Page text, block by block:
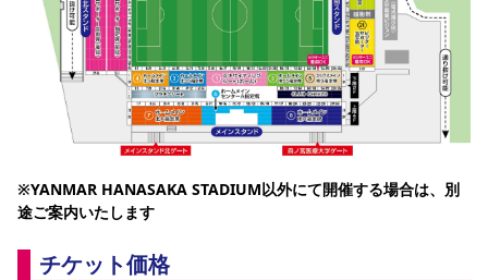
※YANMAR HANASAKA STADIUM以外にて開催する場合は、別
途ご案内いたします
チケット価格